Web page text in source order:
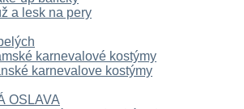
a lesk na pery
karnevalové kostýmy
karnevalove kostýmy
OSLAVA